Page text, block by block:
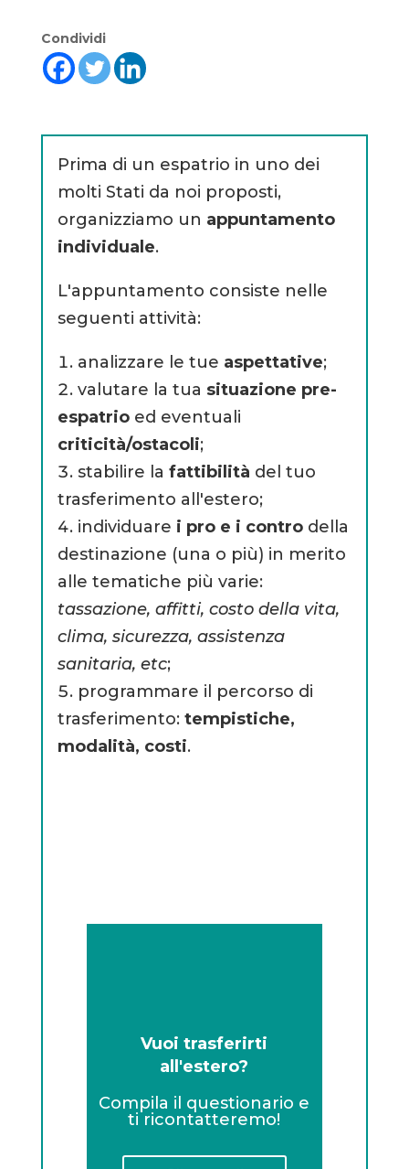
Condividi
Prima di un espatrio in uno dei
molti Stati da noi proposti,
organizziamo un appuntamento
individuale.
L'appuntamento consiste nelle
seguenti attività:
analizzare le tue aspettative;
valutare la tua situazione pre-
espatrioed eventuali
criticità/ostacoli;
stabilire la fattibilità del tuo
trasferimento all'estero;
individuare i pro e i controdella
destinazione (una o più) in merito
alle tematiche più varie:
tassazione, affitti, costo della vita,
clima, sicurezza, assistenza
sanitaria, etc;
programmare il percorso di
trasferimento: tempistiche,
modalità, costi.
Vuoi trasferirti
all'estero?
Compila il questionario e
ti ricontatteremo!